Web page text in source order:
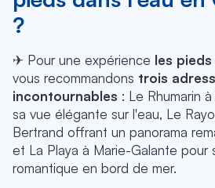
?
✈ Pour une expérience les
vous recommandons trois
incontournables : Le Rhumarin
sa vue élégante sur l'eau, Le
Bertrand offrant un panorama
et La Playa à Marie-Galante pour
romantique en bord de mer.